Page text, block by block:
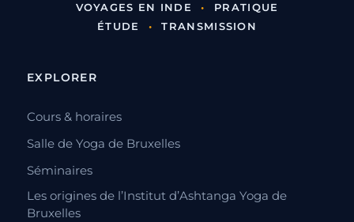
VOYAGES EN INDE
•
PRATIQUE
ÉTUDE
• TRANSMISSION
EXPLORER
Cours & horaires
Salle de Yoga de Bruxelles
Séminaires
Les origines de l’Institut d’Ashtanga Yoga de
Bruxelles